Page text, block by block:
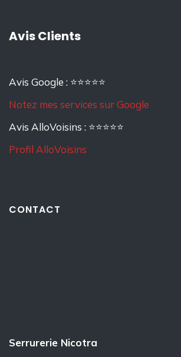
Avis Clients
Avis Google : ⭐⭐⭐⭐⭐
Notez mes services sur Google
Avis AlloVoisins : ⭐⭐⭐⭐⭐
Profil AlloVoisins
CONTACT
Serrurerie Nicotra